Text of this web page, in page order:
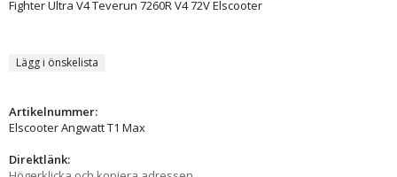
Lägg i önskelista
Artikelnummer:
Elscooter Angwatt T1 Max
Direktlänk: